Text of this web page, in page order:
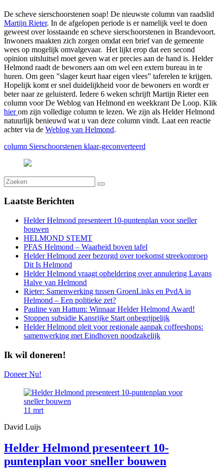
De scheve sierschoorstenen soap! De nieuwste column van raadslid
Martijn Rieter. In de afgelopen periode is er namelijk veel te doen
geweest over losstaande en scheve sierschoorstenen in Brandevoort.
Inwoners maakten zich zorgen omdat een brief van de gemeente
wees op mogelijk omvalgevaar. Het lijkt erop dat een second
opinion uitsluitsel moet geven wat er precies aan de hand is. Helder
Helmond raadt de bewoners aan om wel een extern bureau in te
huren. Om geen ”slager keurt haar eigen vlees” taferelen te krijgen.
Hopelijk komt er snel duidelijkheid voor de bewoners en wordt er
beter naar ze geluisterd. Iedere 6 weken schrijft Martijn Rieter een
column voor De Weblog van Helmond en weekkrant De Loop. Klik
hierom zijn volledige column te lezen. We zijn als Helder Helmond
natuurlijk benieuwd wat u van deze column vindt. Laat een reactie
achter via de Weblog van Helmond.
column Sierschoorstenen klaar-geconverteerd
Laatste Berichten
Helder Helmond presenteert 10-puntenplan voor sneller
bouwen
HELMOND STEMT
PFAS Helmond – Waarheid boven tafel
Helder Helmond zeer bezorgd over toekomst streekomroep
Dit Is Helmond
Helder Helmond vraagt opheldering over annulering Lavans
Halve van Helmond
Rieter: Samenwerking tussen GroenLinks en PvdA in
Helmond – Een politieke zet?
Pauline van Hattum: Winnaar Helder Helmond Award!
Stoppen subsidie Kansrijke Start onbegrijpelijk
Helder Helmond pleit voor regionale aanpak coffeeshops:
samenwerking met Eindhoven noodzakelijk
Ik wil doneren!
Doneer Nu!
11 mrt
David Luijs
Helder Helmond presenteert 10-
puntenplan voor sneller bouwen